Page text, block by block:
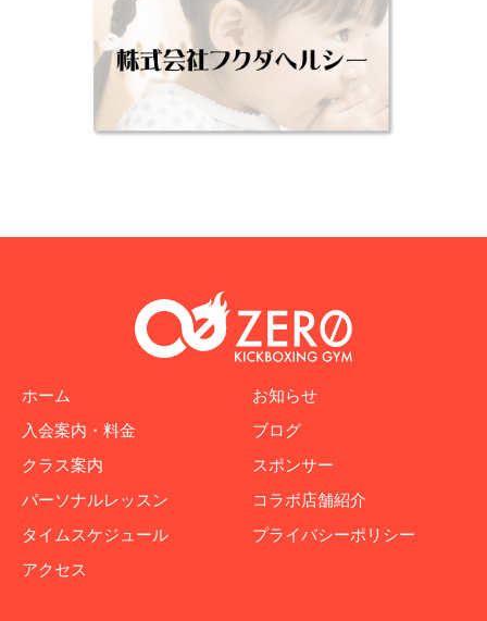
ホーム
入会案内・料金
クラス案内
パーソナルレッスン
タイムスケジュール
アクセス
お知らせ
ブログ
スポンサー
コラボ店舗紹介
プライバシーポリシー